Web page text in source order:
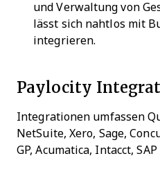
und Verwaltung von
lässt sich nahtlos mit
integrieren.
Paylocity
Integrationen umfassen
NetSuite, Xero, Sage,
GP, Acumatica, Intacct,